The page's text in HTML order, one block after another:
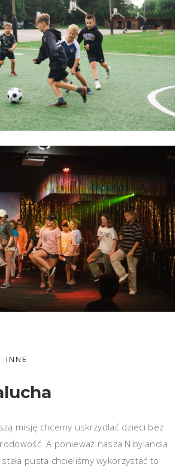
INNE
misję chcemy uskrzydlać dzieci bez
A ponieważ nasza Nibylandia
pusta chcieliśmy wykorzystać to